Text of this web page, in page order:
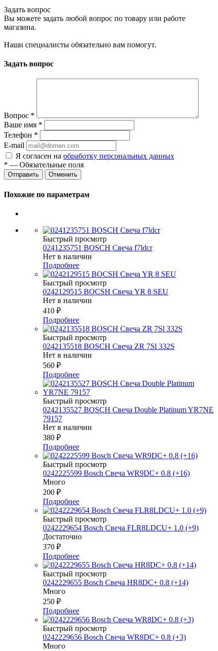
Задать вопрос
Вы можете задать любой вопрос по товару или работе
магазина.
Наши специалисты обязательно вам помогут.
Задать вопрос
Вопрос *
Ваше имя *
Телефон *
E-mail
Я согласен на обработку персональных данных
* — Обязательные поля
Отменить
Похожие по параметрам
Быстрый просмотр
0241235751 BOSCH Свеча f7ldcr
Нет в наличии
Подробнее
Быстрый просмотр
0242129515 BOCSH Свеча YR 8 SEU
Нет в наличии
410 ₽
Подробнее
Быстрый просмотр
0242135518 BOSCH Свеча ZR 7Sl 332S
Нет в наличии
560 ₽
Подробнее
Быстрый просмотр
0242135527 BOSСH Свеча Double Platinum YR7NE
79157
Нет в наличии
380 ₽
Подробнее
Быстрый просмотр
0242225599 Bosch Свеча WR9DC+ 0.8 (+16)
Много
200 ₽
Подробнее
Быстрый просмотр
0242229654 Bosch Свеча FLR8LDCU+ 1.0 (+9)
Достаточно
370 ₽
Подробнее
Быстрый просмотр
0242229655 Bosch Свеча HR8DC+ 0.8 (+14)
Много
250 ₽
Подробнее
Быстрый просмотр
0242229656 Bosch Свеча WR8DC+ 0.8 (+3)
Много